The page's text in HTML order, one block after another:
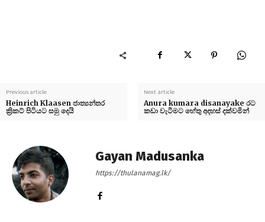
Previous article
Heinrich Klaasen ජාත්‍යන්තර
ක්‍රිකට් පිටියට සමු දෙයි
Next article
Anura kumara disanayake රට
කඩා වැටීමට හේතු අදහස් දක්වමින්
Gayan Madusanka
https://thulanamag.lk/